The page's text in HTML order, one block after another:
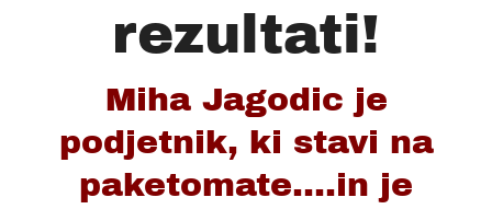
rezultati!
Miha Jagodic je
podjetnik, ki stavi na
paketomate....in je